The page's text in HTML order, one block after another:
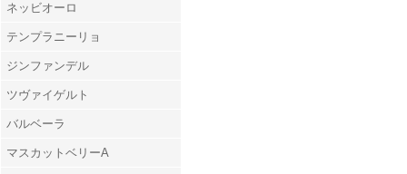
ネッビオーロ
テンプラニーリョ
ジンファンデル
ツヴァイゲルト
バルベーラ
マスカットベリーA